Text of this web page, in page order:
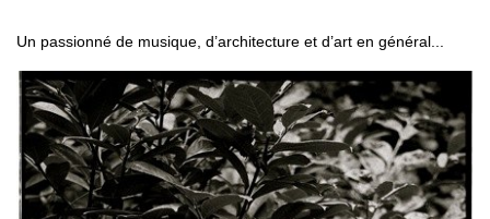
Un passionné de musique, d’architecture et d’art en général...